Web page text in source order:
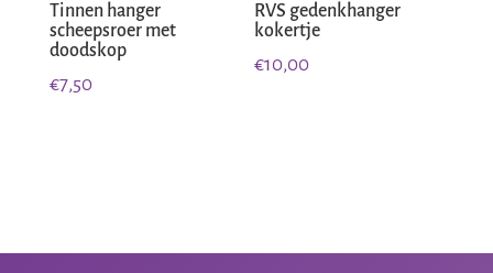
Tinnen hanger
scheepsroer met
doodskop
€7,50
RVS gedenkhanger
kokertje
€10,00